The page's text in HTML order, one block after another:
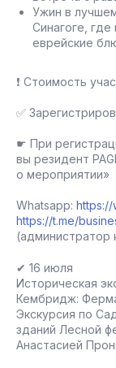
Ужин в
Синагоге,
еврейские
❗ Стоимость
✅
☛ При
вы резидент
о мероприятии»
Whatsapp: https://
https://t.me/
(администратор
✔ 16 июля
Историческая
Кембридж:
Экскурсия по
зданий Лесной
Анастасией